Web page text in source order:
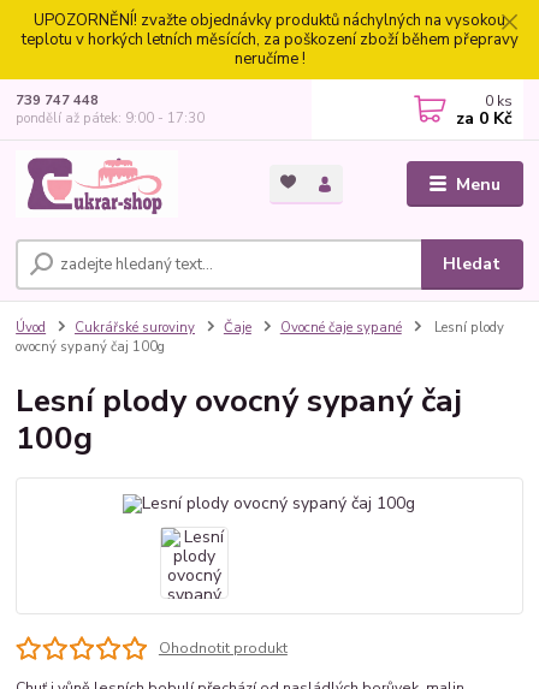
UPOZORNĚNÍ! zvažte objednávky produktů náchylných na vysokou
teplotu v horkých letních měsících, za poškození zboží během přepravy
neručíme !
Menu
Hledat
739 747 448
pondělí až pátek: 9:00 - 17:30
0 ks
za 0 Kč
Úvod Cukrářské suroviny Čaje Ovocné čaje sypané
Lesní plody
ovocný sypaný čaj 100g
Lesní plody ovocný sypaný čaj
100g
Ohodnotit produkt